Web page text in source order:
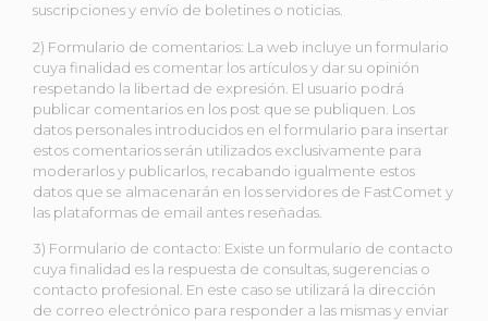
suscripciones y envío de boletines o noticias.
2) Formulario de comentarios: La web incluye un formulario
cuya finalidad es comentar los artículos y dar su opinión
respetando la libertad de expresión. El usuario podrá
publicar comentarios en los post que se publiquen. Los
datos personales introducidos en el formulario para insertar
estos comentarios serán utilizados exclusivamente para
moderarlos y publicarlos, recabando igualmente estos
datos que se almacenarán en los servidores de FastComet y
las plataformas de email antes reseñadas.
3) Formulario de contacto: Existe un formulario de contacto
cuya finalidad es la respuesta de consultas, sugerencias o
contacto profesional. En este caso se utilizará la dirección
de correo electrónico para responder a las mismas y enviar